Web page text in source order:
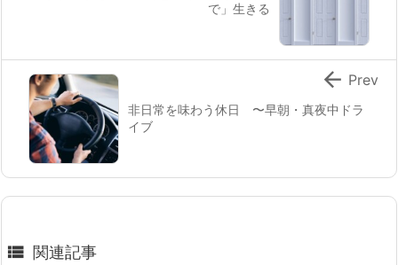
で」生きる
非日常を味わう休日 〜早朝・真夜中ドラ
イブ
 Prev
 関連記事